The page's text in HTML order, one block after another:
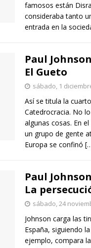
famosos están
consideraba tanto
entrada en la
Paul
El Gueto
sábado, 1
Así se titula la
Catedrocracia. No
algunas cosas. En
un grupo de gente
Europa se confinó
Paul
La
sábado, 24
Johnson carga las
España, siguiendo
ejemplo, compara